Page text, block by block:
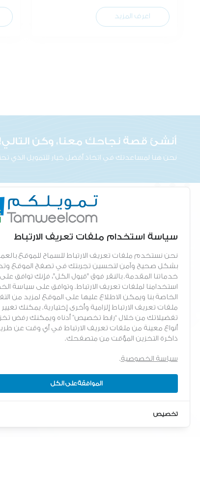
اعرف المزيد
أنشئ قصة نجاحك معنا، وكن التالي!
نحن هنا لمساعدتك في اتخاذ أفضل خيار للتمويل الذي
الهاتف
الادارة الرئيسية
عمان - صويلح - دخلة مؤسسة
المواصفات والمقاييس الأردنية -
حي الرحمانية - شارع خير الدين
المعاني - جريسات سنتر 2 - بناية
رقم 29
البريد الالكتروني
info@tamweelcom.org
معلومات عنا
القيم والرؤية والرسالة
فريقنا
فروعنا
الموردين المعتمدين
سياسة استخدام ملفات تعريف الارتباط
نحن نستخدم ملفات تعريف الارتباط للسماح للموقع
بشكل صحيح وآمن لتحسين تجربتك في تصفح الموقع
خدماتنا المقدمة. بالنقر فوق "قبول الكل"، فإنك توافق على
استخدامنا لملفات تعريف الارتباط. وتوافق على سياسة
الخاصة بنا ويمكن الاطلاع عليها على الموقع لمزيد من
ملفات تعريف الارتباط إلزامية وأخرى إختيارية. يمكنك تغيير
تفضيلاتك من خلال “رابط تخصيص” أدناه ويمكنك رفض
أنواع معينة من ملفات تعريف الارتباط في أي وقت عن
ذاكرة التخزين المؤقت من متصفحك.
سياسة الخصوصية.
الموافقة على الكل
تخصيص